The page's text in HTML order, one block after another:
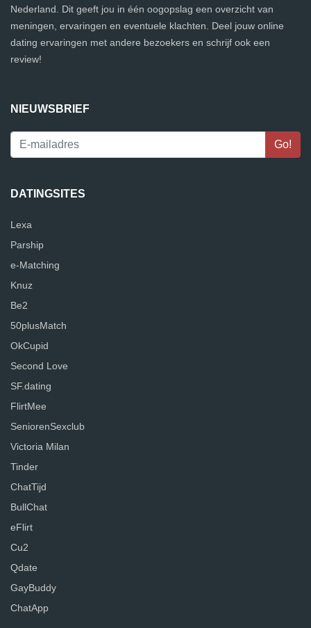
Nederland. Dit geeft jou in één oogopslag een overzicht van
meningen, ervaringen en eventuele klachten. Deel jouw online
dating ervaringen met andere bezoekers en schrijf ook een
review!
NIEUWSBRIEF
DATINGSITES
Lexa
Parship
e-Matching
Knuz
Be2
50plusMatch
OkCupid
Second Love
SF.dating
FlirtMee
SeniorenSexclub
Victoria Milan
Tinder
ChatTijd
BullChat
eFlirt
Cu2
Qdate
GayBuddy
ChatApp